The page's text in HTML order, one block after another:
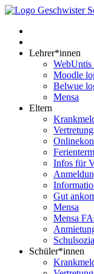
Lehrer*innen
WebUntis
Moodle
Belwue
Mensa
Eltern
Infos für
Gut
Mensa
Mensa
Schüler*innen